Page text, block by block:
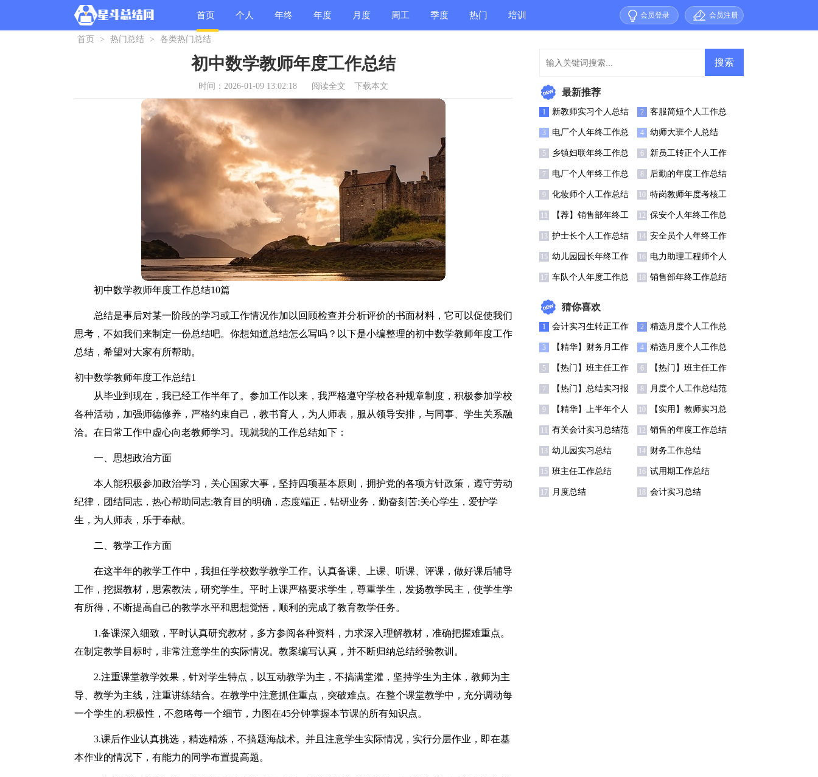
首页 个人 年终 年度 月度 周工 季度 热门 培训 会员登录 会员注册
首页 > 热门总结 > 各类热门总结
初中数学教师年度工作总结
时间：2026-01-09 13:02:18 阅读全文 下载本文
初中数学教师年度工作总结10篇
总结是事后对某一阶段的学习或工作情况作加以回顾检查并分析评价的书面材料，它可以促使我们
思考，不如我们来制定一份总结吧。你想知道总结怎么写吗？以下是小编整理的初中数学教师年度工作
总结，希望对大家有所帮助。
初中数学教师年度工作总结1
从毕业到现在，我已经工作半年了。参加工作以来，我严格遵守学校各种规章制度，积极参加学校
各种活动，加强师德修养，严格约束自己，教书育人，为人师表，服从领导安排，与同事、学生关系融
洽。在日常工作中虚心向老教师学习。现就我的工作总结如下：
一、思想政治方面
本人能积极参加政治学习，关心国家大事，坚持四项基本原则，拥护党的各项方针政策，遵守劳动
纪律，团结同志，热心帮助同志;教育目的明确，态度端正，钻研业务，勤奋刻苦;关心学生，爱护学
生，为人师表，乐于奉献。
二、教学工作方面
在这半年的教学工作中，我担任学校数学教学工作。认真备课、上课、听课、评课，做好课后辅导
工作，挖掘教材，思索教法，研究学生。平时上课严格要求学生，尊重学生，发扬教学民主，使学生学
有所得，不断提高自己的教学水平和思想觉悟，顺利的完成了教育教学任务。
1.备课深入细致，平时认真研究教材，多方参阅各种资料，力求深入理解教材，准确把握难重点。
在制定教学目标时，非常注意学生的实际情况。教案编写认真，并不断归纳总结经验教训。
2.注重课堂教学效果，针对学生特点，以互动教学为主，不搞满堂灌，坚持学生为主体，教师为主
导、教学为主线，注重讲练结合。在教学中注意抓住重点，突破难点。在整个课堂教学中，充分调动每
一个学生的.积极性，不忽略每一个细节，力图在45分钟掌握本节课的所有知识点。
3.课后作业认真挑选，精选精炼，不搞题海战术。并且注意学生实际情况，实行分层作业，即在基
本作业的情况下，有能力的同学布置提高题。
最新推荐
1 新教师实习个人总结
11篇
2 客服简短个人工作总
结
3 电厂个人年终工作总
结11篇
4 幼师大班个人总结
5 乡镇妇联年终工作总
结
6 新员工转正个人工作
总结18篇
7 电厂个人年终工作总
结12篇
8 后勤的年度工作总结
9 化妆师个人工作总结
10篇
10 特岗教师年度考核工
作总结
11 【荐】销售部年终工
作总结
12 保安个人年终工作总
结通用15篇
13 护士长个人工作总结
范文
14 安全员个人年终工作
总结(汇编15篇)
15 幼儿园园长年终工作
总结合集15篇
16 电力助理工程师个人
总结
17 车队个人年度工作总 18 销售部年终工作总结
猜你喜欢
1 会计实习生转正工作
总结7篇
2 精选月度个人工作总
结锦集6篇
3 【精华】财务月工作
总结3篇
4 精选月度个人工作总
结模板集合五篇
5 【热门】班主任工作
总结模板汇总7篇
6 【热门】班主任工作
总结模板汇总7篇
7 【热门】总结实习报
告范文汇总七篇
8 月度个人工作总结范
文锦集5篇
9 【精华】上半年个人
工作总结范文5篇
10 【实用】教师实习总
结集锦9篇
11 有关会计实习总结范
文八篇
12 销售的年度工作总结
四篇
13 幼儿园实习总结 14 财务工作总结
15 班主任工作总结 16 试用期工作总结
17 月度总结 18 会计实习总结